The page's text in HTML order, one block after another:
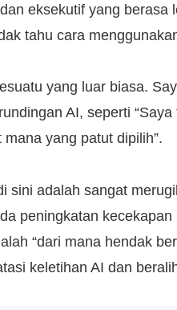
eksekutif yang
tahu cara
yang luar biasa.
AI, seperti
yang patut dipilih”.
sini adalah sangat
peningkatan
“dari mana hendak
keletihan AI dan